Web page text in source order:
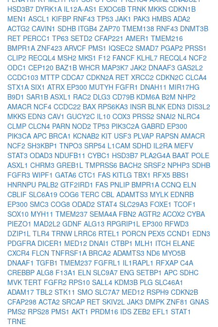
HSD3B7 DYRK1A IL12A-AS1 EXOC6B TRNK MKKS CDKN1B
MEN1 ASCL1 KIFBP RNF43 TP53 JAK1 PAK3 HMBS ADA2
ACTG2 CAVIN1 SDHB ITGB4 ZAP70 TMEM138 RNF43 DNMT3B
RET PERCC1 TP63 SETD2 CFAP221 AMER1 TMEM216
BMPR1A ZNF423 ARVCF PMS1 IQSEC2 SMAD7 PGAP2 PRSS1
CLIP2 RECQL4 MSH2 MKS1 F12 FANCF KLHL7 RECQL4 NCF2
ODC1 CEP120 BAZ1B WHCR MAP3K7 JAK2 DNAAF3 GAS2L2
CCDC103 MTTP CDCA7 CDKN2A RET XRCC2 CDKN2C CLCA4
STX1A SIX1 ATRX EP300 MUTYH FGFR1 DNAH11 MIR17HG
B9D1 SAR1B ASXL1 RAC2 DLG3 CD79B KDM6A B2M NHP2
AMACR NCF4 CCDC22 BAX RPS6KA3 INSR BLNK EDN3 DIS3L2
MKKS EDN3 CAV1 GUCY2C IL10 COX3 PRSS2 SNAI2 NLRC4
CLMP CLCN4 PARN NOD2 TP53 PIK3C2A GABRD EP300
PIK3CA APC BRCA1 KCNAB2 KIT USF3 PLVAP RAPSN AMACR
NCF2 SH3KBP1 TNPO3 SRP54 L1CAM SDHD IL2RA MEFV
STAT3 ODAD3 NDUFB11 CYBC1 HSD3B7 PLA2G4A BAAT POLE
ASXL1 CHRM3 GREB1L TMPRSS6 BACH2 SRSF2 NPHP3 SDHB
FGFR3 WIPF1 GATA6 CTC1 FAS KITLG TBX1 RFX5 BBS1
HNRNPU PALB2 GTF2IRD1 FAS PNLIP BMPR1A CCNQ ELN
CBLIF SLC6A19 COG6 TERC CBL ADAMTS3 MYLK EDNRB
EP300 SMC3 COG8 ODAD2 STAT4 SLC29A3 FOXE1 TCOF1
SOX10 MYH11 TMEM237 SEMA4A FBN2 AGTR2 ACOX2 CYBA
PIEZO1 MAD2L2 GDNF ALG13 RPGRIP1L EP300 RFWD3
DZIP1L TLR4 TRNW LRRC6 RTEL1 PORCN PEX5 CCND1 EDN3
PDGFRA DICER1 MED12 DNAI1 CTBP1 MLH1 ITCH ELANE
CXCR4 FLCN TNFRSF1A BRCA2 ADAMTS3 ND6 MYO5B
DNAAF1 TGFB1 TMEM237 FGFRL1 IL1RAPL1 RFXAP C4A
CREBBP ALG8 F13A1 ELN SLC9A7 ENG SETBP1 APC SDHC
MVK TERT FGFR2 RPS10 SALL4 KDM3B PLG SLC46A1
ADAM17 TBL2 STK11 SMO SLC7A7 MED12 RSPH9 CDKN2B
CFAP298 ACTA2 SRCAP RET SKIV2L JAK3 DMPK ZNF81 GNAS
PMS2 RPS28 PMS1 AKT1 PRDM16 IDS ZEB2 EFL1 STAT1
TRNE